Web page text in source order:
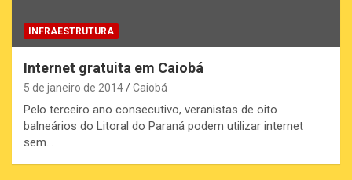
INFRAESTRUTURA
Internet gratuita em Caiobá
5 de janeiro de 2014 Caiobá
Pelo terceiro ano consecutivo, veranistas de oito
balneários do Litoral do Paraná podem utilizar internet
sem…